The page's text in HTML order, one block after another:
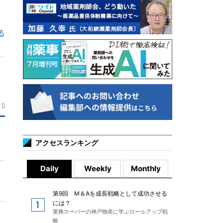
アクセスランキング
Daily Weekly Monthly
第9回 M＆Aを成長戦略として成功させる
には？
業務スーパーの神戸物産に学ぶロールアップ戦
略